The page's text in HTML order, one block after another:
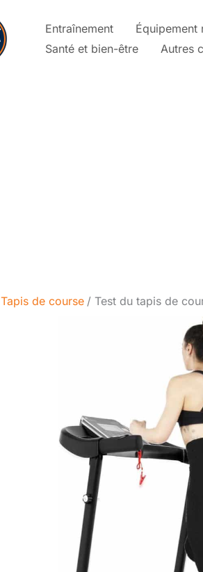
Entraînement Équipement
Santé et bien-être
Autres
Tapis de course Test du tapis de